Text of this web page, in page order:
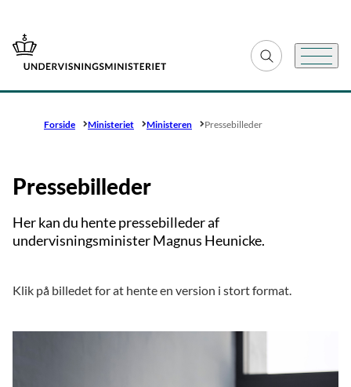
Gå til forsiden Fold søgefelt ud
Menu
Forside Ministeriet Ministeren Pressebilleder
Pressebilleder
Her kan du hente pressebilleder af
undervisningsminister Magnus Heunicke.
Klik på billedet for at hente en version i stort format.